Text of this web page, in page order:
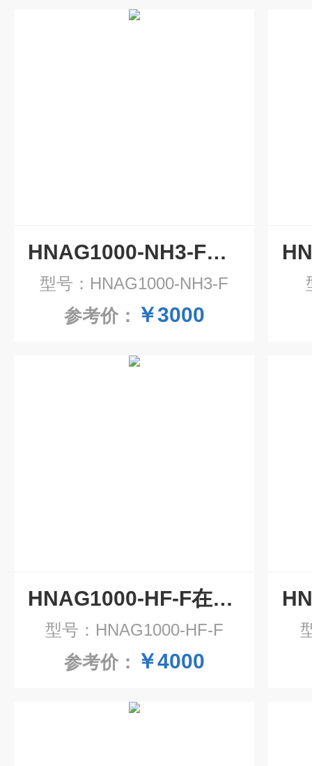
HNAG1000-NH3-F防爆在线式氨气气体报警器
型号：HNAG1000-NH3-F
参考价： ￥3000
HNAG1000-HF-F在线式氟化氢气体报警器
型号：HNAG1000-HF-F
参考价： ￥4000